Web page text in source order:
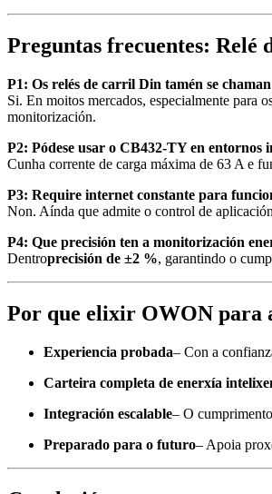
Preguntas frecuentes:
P1: Os relés de carril Din tamén se
Si. En moitos mercados, especialmente para
monitorización.
P2: Pódese usar o CB432-TY en entornos
Cunha corrente de carga máxima de 63 A e
P3: Require internet constante para
Non. Aínda que admite o control de
P4: Que precisión ten a monitorización
Dentroprecisión de ±2 %, garantindo o
Por que elixir OWON para
Experiencia probada– Con a
Carteira completa de enerxía
Integración escalable– O
Preparado para o futuro– Apoia